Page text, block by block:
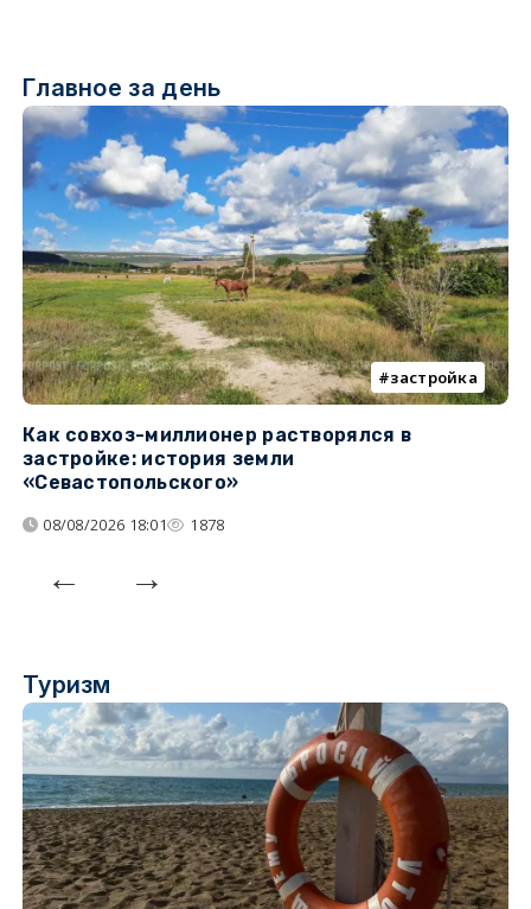
Главное за день
застройка
Как совхоз-миллионер растворялся в
застройке: история земли
«Севастопольского»
08/08/2026 18:01 1878
Туризм